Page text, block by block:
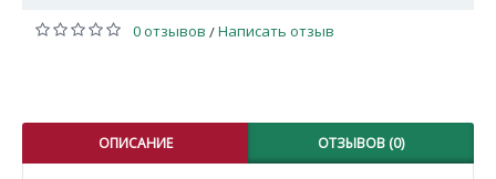
0 отзывов /Написать отзыв
ОПИСАНИЕ ОТЗЫВОВ (0)